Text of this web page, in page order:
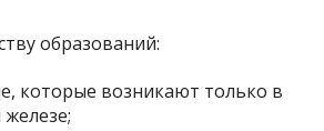
образований:
которые возникают только в